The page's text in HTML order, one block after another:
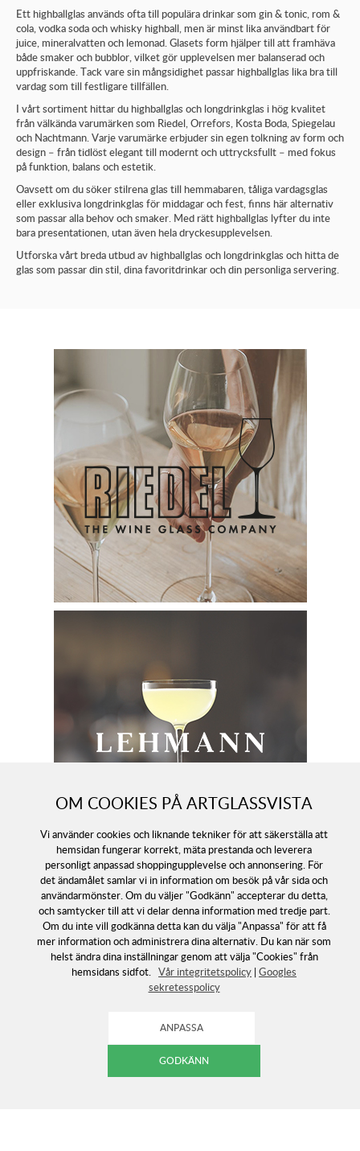
OM COOKIES PÅ ARTGLASSVISTA
Vi använder cookies och liknande tekniker för att säkerställa att
hemsidan fungerar korrekt, mäta prestanda och leverera
personligt anpassad shoppingupplevelse och annonsering. För
det ändamålet samlar vi in information om besök på vår sida och
användarmönster. Om du väljer "Godkänn" accepterar du detta,
och samtycker till att vi delar denna information med tredje part.
Om du inte vill godkänna detta kan du välja "Anpassa" för att få
mer information och administrera dina alternativ. Du kan när som
helst ändra dina inställningar genom att välja "Cookies" från
hemsidans sidfot. Vår integritetspolicy | Googles
sekretesspolicy
Ett highballglas används ofta till populära drinkar som gin & tonic, rom &
cola, vodka soda och whisky highball, men är minst lika användbart för
juice, mineralvatten och lemonad. Glasets form hjälper till att framhäva
både smaker och bubblor, vilket gör upplevelsen mer balanserad och
uppfriskande. Tack vare sin mångsidighet passar highballglas lika bra till
vardag som till festligare tillfällen.
I vårt sortiment hittar du highballglas och longdrinkglas i hög kvalitet
från välkända varumärken som Riedel, Orrefors, Kosta Boda, Spiegelau
och Nachtmann. Varje varumärke erbjuder sin egen tolkning av form och
design – från tidlöst elegant till modernt och uttrycksfullt – med fokus
på funktion, balans och estetik.
Oavsett om du söker stilrena glas till hemmabaren, tåliga vardagsglas
eller exklusiva longdrinkglas för middagar och fest, finns här alternativ
som passar alla behov och smaker. Med rätt highballglas lyfter du inte
bara presentationen, utan även hela dryckesupplevelsen.
Utforska vårt breda utbud av highballglas och longdrinkglas och hitta de
glas som passar din stil, dina favoritdrinkar och din personliga servering.